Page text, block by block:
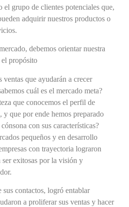
el grupo de clientes potenciales que,
adquirir nuestros productos o
debemos orientar nuestra
el propósito
que ayudarán a crecer
cuál es el mercado meta?
que conocemos el perfil de
y que por ende hemos preparado
con sus características?
pequeños y en desarrollo
con trayectoria lograron
ser exitosas por la visión y
sus contactos, logró entablar
a proliferar sus ventas y hacer